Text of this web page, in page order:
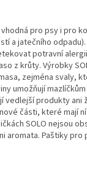
pro psy i pro
a jatečního
potravní
z krůty. Výrobky
zejména svaly,
umožňují
vedlejší produkty ani
části, které mají
SOLO nejsou
Paštiky pro